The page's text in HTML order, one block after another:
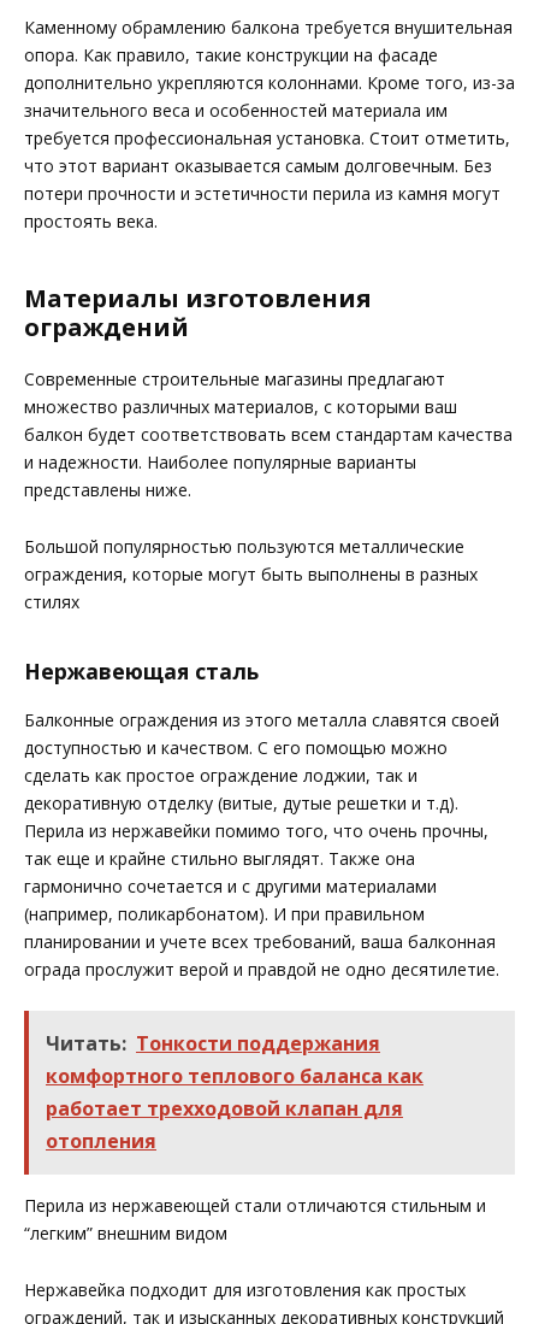
Каменному обрамлению балкона требуется внушительная
опора. Как правило, такие конструкции на фасаде
дополнительно укрепляются колоннами. Кроме того, из-за
значительного веса и особенностей материала им
требуется профессиональная установка. Стоит отметить,
что этот вариант оказывается самым долговечным. Без
потери прочности и эстетичности перила из камня могут
простоять века.
Материалы изготовления
ограждений
Современные строительные магазины предлагают
множество различных материалов, с которыми ваш
балкон будет соответствовать всем стандартам качества
и надежности. Наиболее популярные варианты
представлены ниже.
Большой популярностью пользуются металлические
ограждения, которые могут быть выполнены в разных
стилях
Нержавеющая сталь
Балконные ограждения из этого металла славятся своей
доступностью и качеством. С его помощью можно
сделать как простое ограждение лоджии, так и
декоративную отделку (витые, дутые решетки и т.д).
Перила из нержавейки помимо того, что очень прочны,
так еще и крайне стильно выглядят. Также она
гармонично сочетается и с другими материалами
(например, поликарбонатом). И при правильном
планировании и учете всех требований, ваша балконная
ограда прослужит верой и правдой не одно десятилетие.
Читать: Тонкости поддержания
комфортного теплового баланса как
работает трехходовой клапан для
отопления
Перила из нержавеющей стали отличаются стильным и
“легким” внешним видом
Нержавейка подходит для изготовления как простых
ограждений, так и изысканных декоративных конструкций